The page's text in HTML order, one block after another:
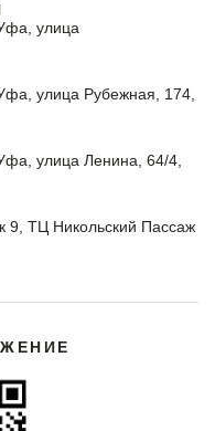
улица
улица Рубежная, 174,
улица Ленина, 64/4,
9, ТЦ Никольский Пассаж